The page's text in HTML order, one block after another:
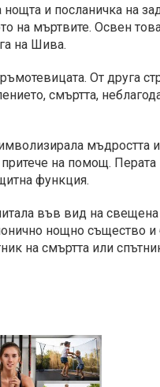
и посланичка на
на мъртвите. Освен
на Шива.
От друга
смъртта,
мъдростта и
на помощ. Перата
функция.
във вид на
нощно същество и
на смъртта или